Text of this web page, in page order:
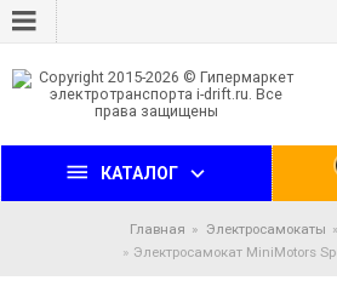
КАТАЛОГ
Главная Электросамокаты
Электросамокат MiniMotors